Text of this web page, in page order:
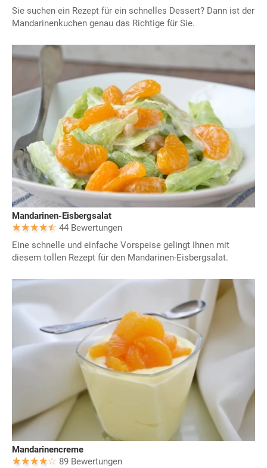
Sie suchen ein Rezept für ein schnelles Dessert? Dann ist der
Mandarinenkuchen genau das Richtige für Sie.
Mandarinen-Eisbergsalat
44 Bewertungen
Eine schnelle und einfache Vorspeise gelingt Ihnen mit
diesem tollen Rezept für den Mandarinen-Eisbergsalat.
Mandarinencreme
89 Bewertungen